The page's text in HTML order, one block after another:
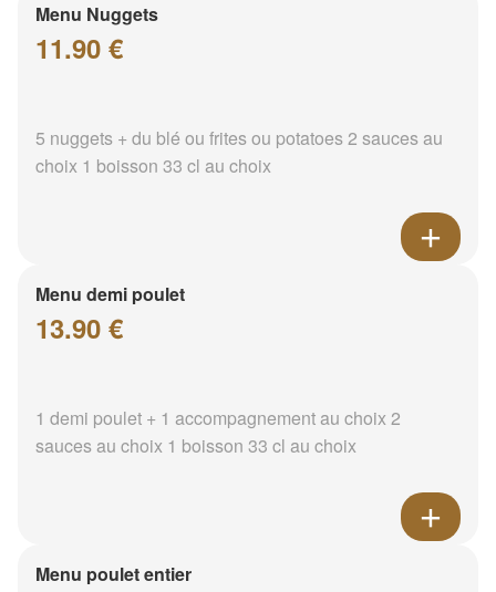
Menu Nuggets
11.90 €
5 nuggets + du blé ou frites ou potatoes 2 sauces au
choix 1 boisson 33 cl au choix
Menu demi poulet
13.90 €
1 demi poulet + 1 accompagnement au choix 2
sauces au choix 1 boisson 33 cl au choix
Menu poulet entier